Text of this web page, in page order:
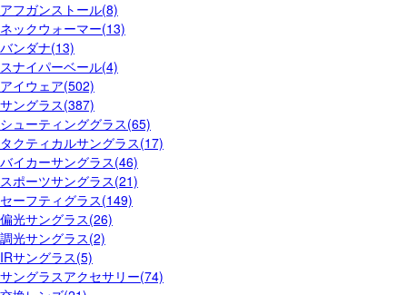
アフガンストール(8)
ネックウォーマー(13)
バンダナ(13)
スナイパーベール(4)
アイウェア(502)
サングラス(387)
シューティンググラス(65)
タクティカルサングラス(17)
バイカーサングラス(46)
スポーツサングラス(21)
セーフティグラス(149)
偏光サングラス(26)
調光サングラス(2)
IRサングラス(5)
サングラスアクセサリー(74)